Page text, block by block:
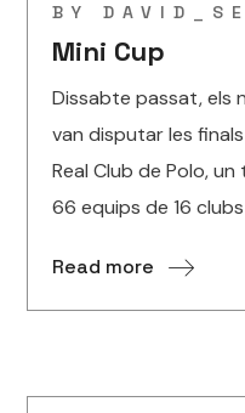
BY
Mini Cup
Dissabte passat, els
van disputar les
Real Club de Polo,
66 equips de 16
Read more